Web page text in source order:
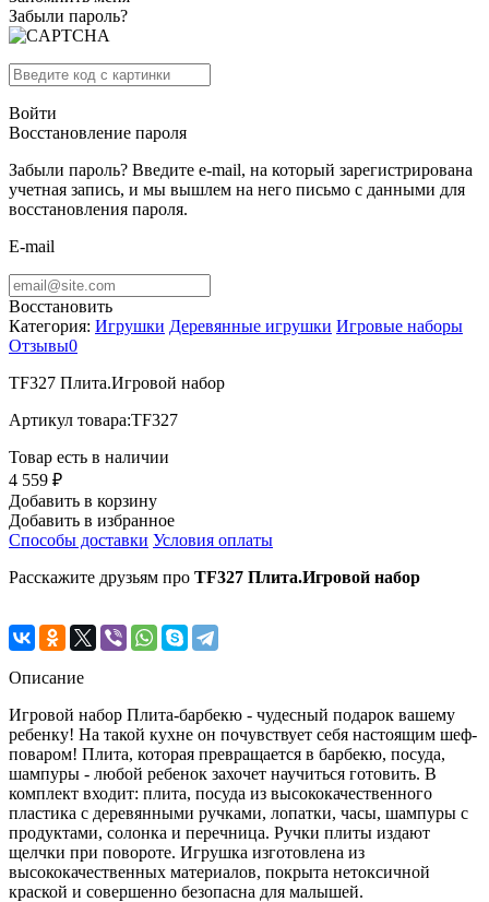
Забыли пароль?
Войти
Восстановление пароля
Забыли пароль? Введите e-mail, на который зарегистрирована
учетная запись, и мы вышлем на него письмо с данными для
восстановления пароля.
E-mail
Восстановить
Категория: Игрушки Деревянные игрушки Игровые наборы
Отзывы0
TF327 Плита.Игровой набор
Артикул товара:TF327
Товар есть в наличии
4 559 ₽
Добавить в корзину
Добавить в избранное
Способы доставки Условия оплаты
Расскажите друзьям про TF327 Плита.Игровой набор
Описание
Игровой набор Плита-барбекю - чудесный подарок вашему
ребенку! На такой кухне он почувствует себя настоящим шеф-
поваром! Плита, которая превращается в барбекю, посуда,
шампуры - любой ребенок захочет научиться готовить. В
комплект входит: плита, посуда из высококачественного
пластика с деревянными ручками, лопатки, часы, шампуры с
продуктами, солонка и перечница. Ручки плиты издают
щелчки при повороте. Игрушка изготовлена из
высококачественных материалов, покрыта нетоксичной
краской и совершенно безопасна для малышей.